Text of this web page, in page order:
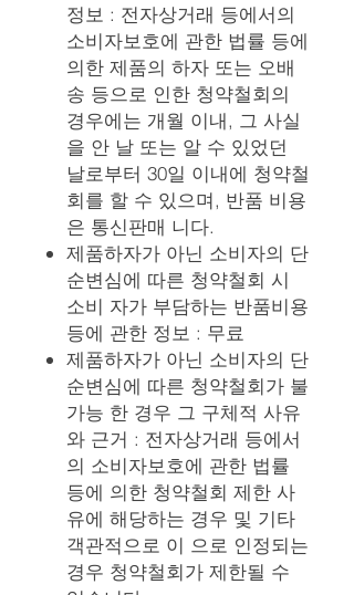
정보 : 전자상거래 등에서의
소비자보호에 관한 법률 등에
의한 제품의 하자 또는 오배
송 등으로 인한 청약철회의
경우에는 개월 이내, 그 사실
을 안 날 또는 알 수 있었던
날로부터 30일 이내에 청약철
회를 할 수 있으며, 반품 비용
은 통신판매 니다.
제품하자가 아닌 소비자의 단
순변심에 따른 청약철회 시
소비 자가 부담하는 반품비용
등에 관한 정보 : 무료
제품하자가 아닌 소비자의 단
순변심에 따른 청약철회가 불
가능 한 경우 그 구체적 사유
와 근거 : 전자상거래 등에서
의 소비자보호에 관한 법률
등에 의한 청약철회 제한 사
유에 해당하는 경우 및 기타
객관적으로 이 으로 인정되는
경우 청약철회가 제한될 수